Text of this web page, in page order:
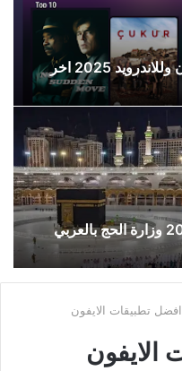
تنزيل برنامج فودو voodoo للايفون وللاندرويد 2025 اخر
تحميل تطبيق اعتمرنا للاندرويد 2025 وزارة الحج بالعربي
افضل تطبيقات الايفون
الايفون